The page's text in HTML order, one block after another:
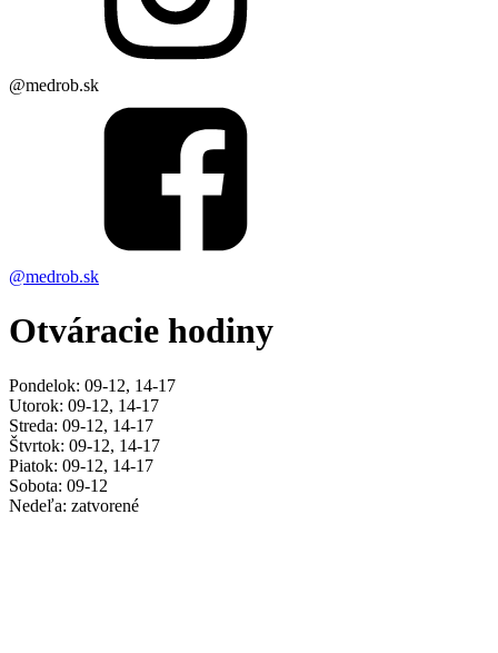
@medrob.sk
@medrob.sk
Otváracie hodiny
Pondelok: 09-12, 14-17
Utorok: 09-12, 14-17
Streda: 09-12, 14-17
Štvrtok: 09-12, 14-17
Piatok: 09-12, 14-17
Sobota: 09-12
Nedeľa: zatvorené